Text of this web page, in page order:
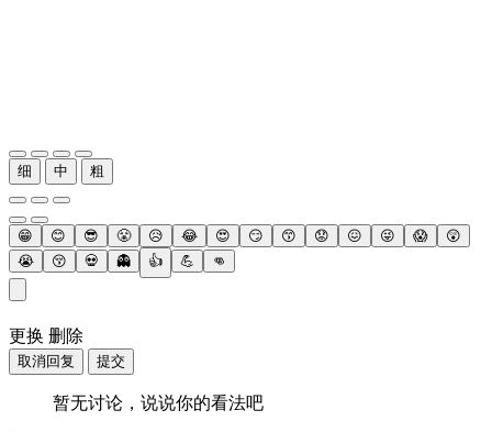
细 中 粗
😁 😊 😎 😤 😥 😂 😍 😏 😙 😟 😖 😜 😱
😲
😭
😚 💀 👻 👍 💪 👊
更换 删除
取消回复 提交
暂无讨论，说说你的看法吧